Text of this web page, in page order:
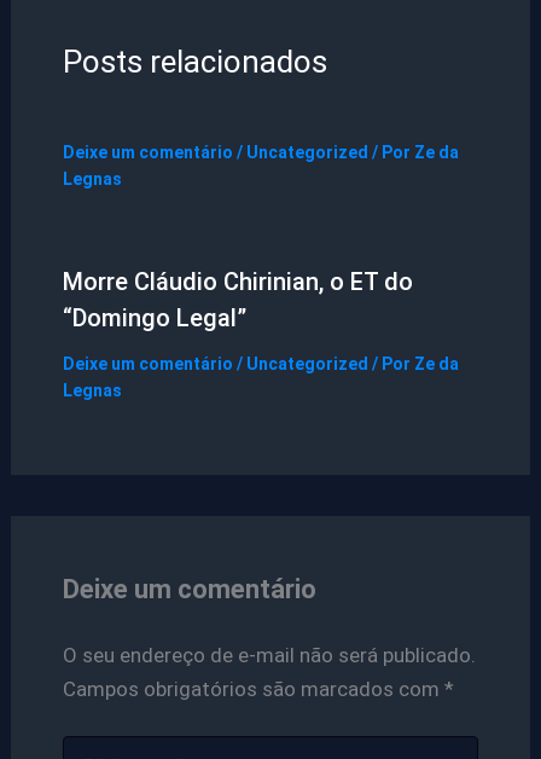
Posts relacionados
Deixe um comentário / Uncategorized / Por Ze da
Legnas
Morre Cláudio Chirinian, o ET do
“Domingo Legal”
Deixe um comentário / Uncategorized / Por Ze da
Legnas
Deixe um comentário
O seu endereço de e-mail não será publicado.
Campos obrigatórios são marcados com *